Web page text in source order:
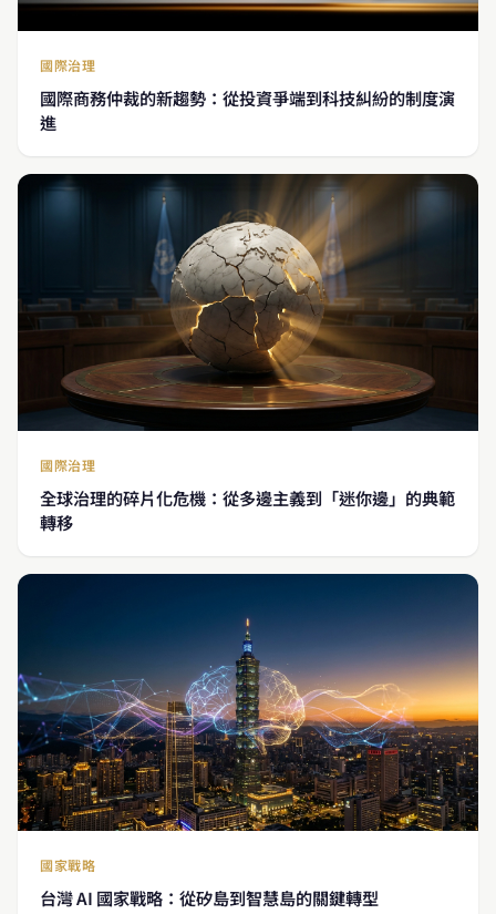
國際治理
國際商務仲裁的新趨勢：從投資爭端到科技糾紛的制度演
進
國際治理
全球治理的碎片化危機：從多邊主義到「迷你邊」的典範
轉移
國家戰略
台灣 AI 國家戰略：從矽島到智慧島的關鍵轉型